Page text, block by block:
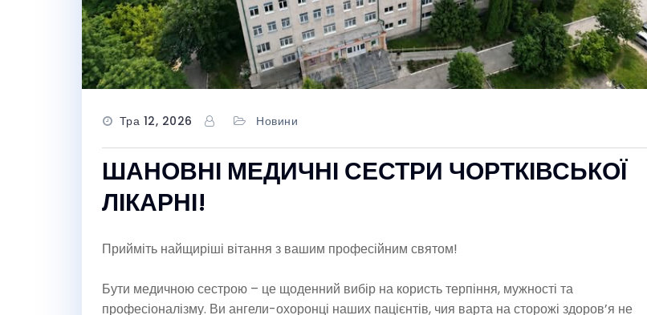
Тра 12, 2026 Новини
ШАНОВНІ МЕДИЧНІ СЕСТРИ ЧОРТКІВСЬКОЇ
ЛІКАРНІ!
Прийміть найщиріші вітання з вашим професійним святом!
Бути медичною сестрою – це щоденний вибір на користь терпіння, мужності та
професіоналізму. Ви ангели-охоронці наших пацієнтів, чия варта на сторожі здоров’я не